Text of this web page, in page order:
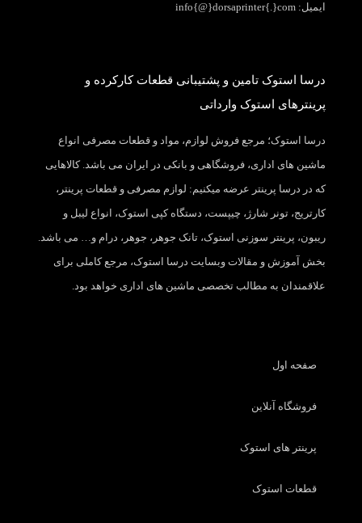
ایمیل: info{@}dorsaprinter{.}com
درسا استوک تامین و پشتیبانی قطعات کارکرده و
پرینترهای استوک وارداتی
درسا استوک؛ مرجع فروش لوازم، مواد و قطعات مصرفی انواع
ماشین های اداری، فروشگاهی و بانکی در ایران می باشد. کالاهایی
که در درسا پرینتر عرضه میکنیم: لوازم مصرفی و قطعات پرینتر،
کارتریج، تونر شارژ، چیپست، دستگاه کپی استوک، انواع لیبل و
ریبون، پرینتر سوزنی استوک، تانک جوهر، جوهر، درام و… می باشد.
بخش آموزش و مقالات وبسایت درسا استوک، مرجع کاملی برای
علاقمندان به مطالب تخصصی ماشین های اداری خواهد بود.
صفحه اول
فروشگاه آنلاین
پرینتر های استوک
قطعات استوک